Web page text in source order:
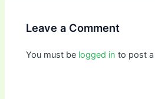
Leave a Comment
You must be logged in to post